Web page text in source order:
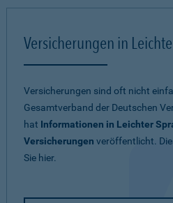
Versicherungen in
Versicherungen sind oft nicht
Gesamtverband der Deutschen
hat Informationen in Leichter
Versicherungen veröffentlicht.
Sie hier.